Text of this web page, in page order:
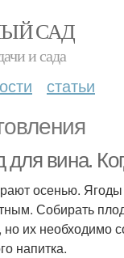
САД
и сада
статьи
для вина.
осенью.
Собирать
их
напитка.